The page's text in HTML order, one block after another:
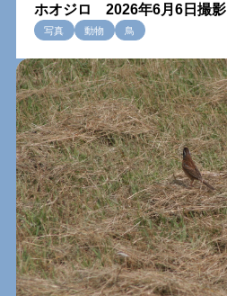
ホオジロ 2026年6月6日撮影
写真 動物 鳥